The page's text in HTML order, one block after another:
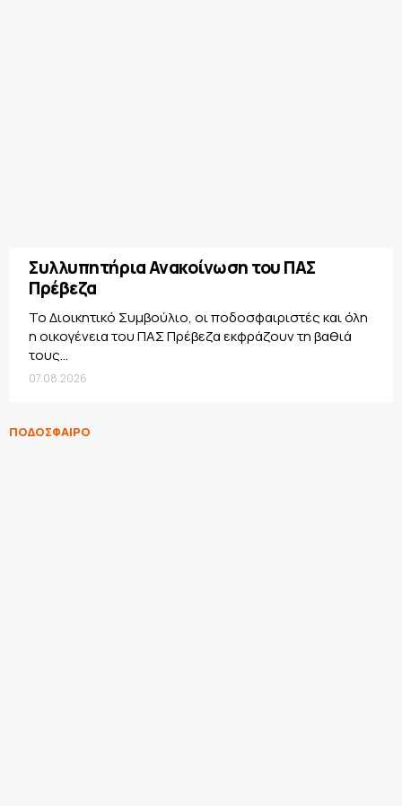
Συλλυπητήρια Ανακοίνωση του ΠΑΣ
Πρέβεζα
Το Διοικητικό Συμβούλιο, οι ποδοσφαιριστές και όλη
η οικογένεια του ΠΑΣ Πρέβεζα εκφράζουν τη βαθιά
τους...
07.08.2026
ΠΟΔΟΣΦΑΙΡΟ